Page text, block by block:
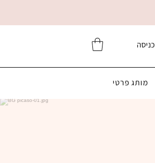
כניסה
מותג פרטי